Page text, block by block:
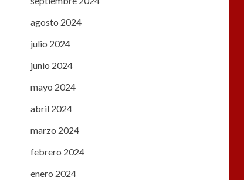
agosto 2024
julio 2024
junio 2024
mayo 2024
abril 2024
marzo 2024
febrero 2024
enero 2024